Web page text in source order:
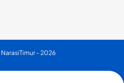
NarasiTimur - 2026